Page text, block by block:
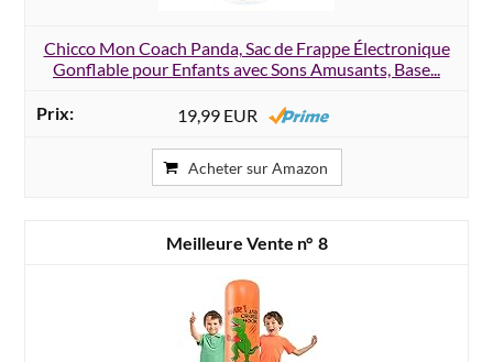
Chicco Mon Coach Panda, Sac de Frappe Électronique
Gonflable pour Enfants avec Sons Amusants, Base...
19,99 EUR
Acheter sur Amazon
8